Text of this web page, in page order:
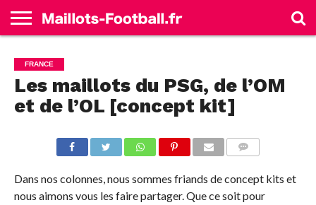
ALLEMAGNE
ANGLETERRE
ESPAGNE
FRANCE
ITALIE
SÉLECTIONS
MARQUES
FRANCE
Les maillots du PSG, de l’OM
et de l’OL [concept kit]
Dans nos colonnes, nous sommes friands de concept kits et
nous aimons vous les faire partager. Que ce soit pour